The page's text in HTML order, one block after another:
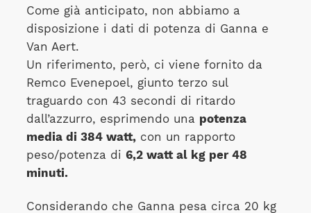
Come già anticipato, non abbiamo a
disposizione i dati di potenza di Ganna e
Van Aert.
Un riferimento, però, ci viene fornito da
Remco Evenepoel, giunto terzo sul
traguardo con 43 secondi di ritardo
dall’azzurro, esprimendo una potenza
media di 384 watt,con un rapporto
peso/potenza di 6,2 watt al kg per 48
minuti.
Considerando che Ganna pesa circa 20 kg